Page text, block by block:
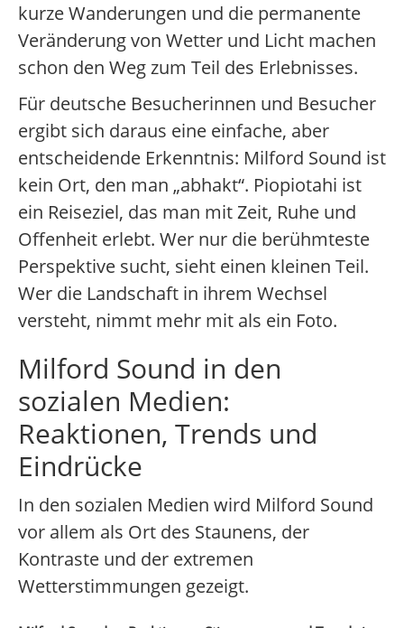
kurze Wanderungen und die permanente
Veränderung von Wetter und Licht machen
schon den Weg zum Teil des Erlebnisses.
Für deutsche Besucherinnen und Besucher
ergibt sich daraus eine einfache, aber
entscheidende Erkenntnis: Milford Sound ist
kein Ort, den man „abhakt“. Piopiotahi ist
ein Reiseziel, das man mit Zeit, Ruhe und
Offenheit erlebt. Wer nur die berühmteste
Perspektive sucht, sieht einen kleinen Teil.
Wer die Landschaft in ihrem Wechsel
versteht, nimmt mehr mit als ein Foto.
Milford Sound in den
sozialen Medien:
Reaktionen, Trends und
Eindrücke
In den sozialen Medien wird Milford Sound
vor allem als Ort des Staunens, der
Kontraste und der extremen
Wetterstimmungen gezeigt.